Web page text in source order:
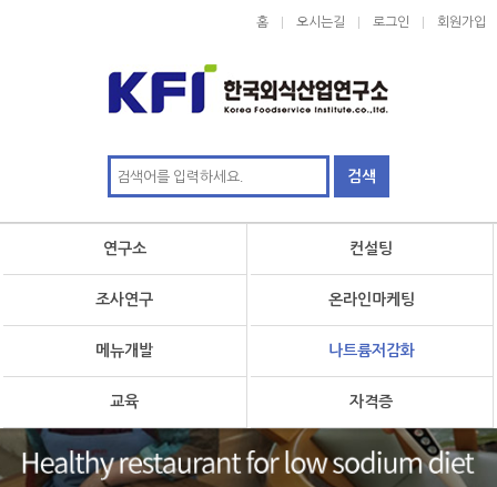
홈 오시는길 로그인 회원가입
연구소 컨설팅
조사연구 온라인마케팅
메뉴개발 나트륨저감화
교육 자격증